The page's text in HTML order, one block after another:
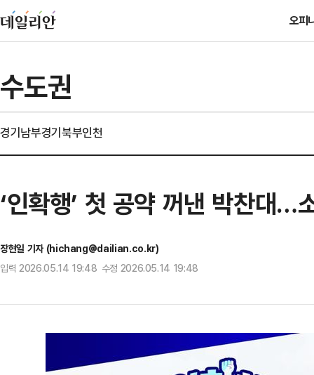
오피
수도권
경기남부경기북부인천
‘인확행’ 첫 공약 꺼낸 박찬대…
장현일 기자 (hichang@dailian.co.kr)
입력 2026.05.14 19:48 수정 2026.05.14 19:48